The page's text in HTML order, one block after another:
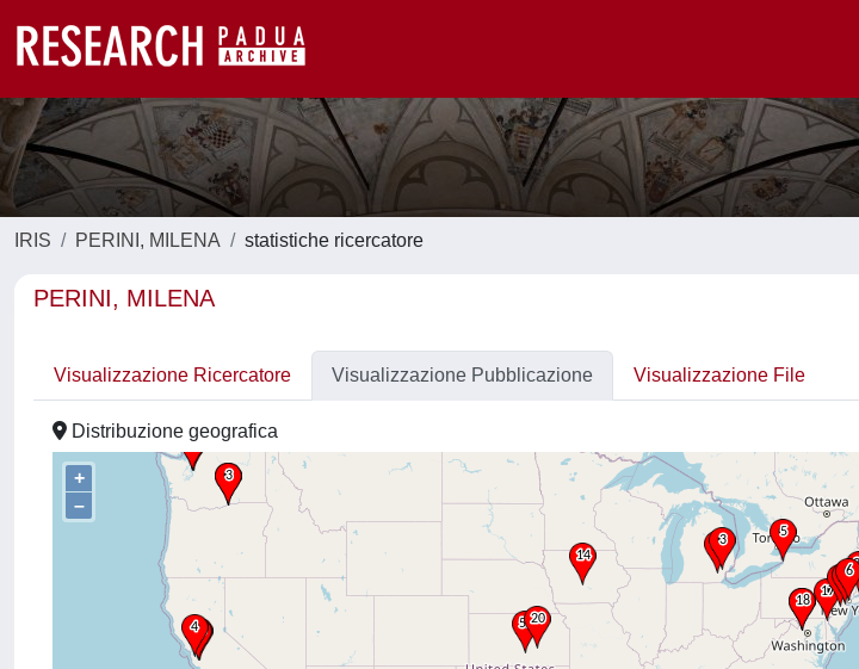
IRIS PERINI, MILENA statistiche ricercatore
PERINI, MILENA
Visualizzazione Ricercatore Visualizzazione Pubblicazione Visualizzazione File
Distribuzione geografica
+
–